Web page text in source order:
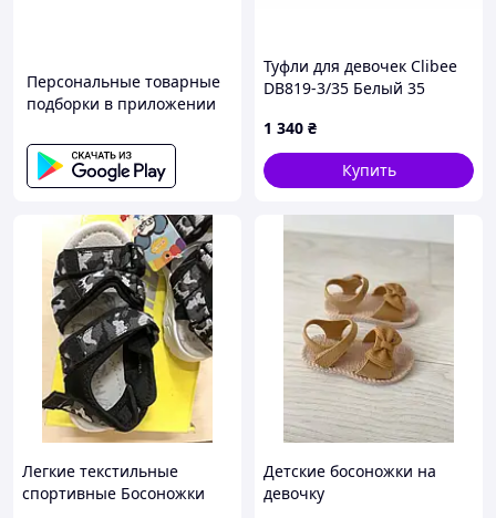
Персональные товарные
подборки в приложении
Туфли для девочек Clibee
DB819-3/35 Белый 35
1 340 ₴
Купить
Легкие текстильные
спортивные Босоножки
Детские босоножки на
девочку